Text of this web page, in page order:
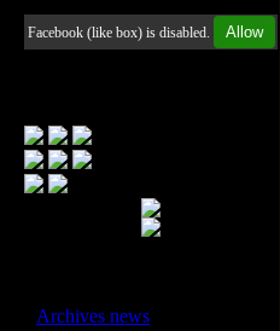
Facebook (like box) is disabled. Allow
Archives news